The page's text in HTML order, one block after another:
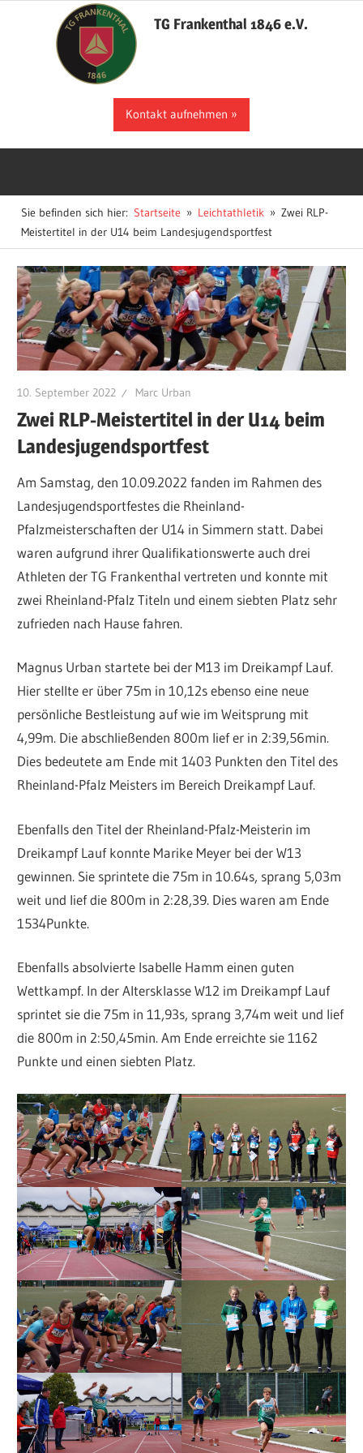
TG Frankenthal 1846 e.V.
Kontakt aufnehmen
Sie befinden sich hier: Startseite Leichtathletik
Zwei RLP-
Meistertitel in der U14 beim Landesjugendsportfest
10. September 2022 Marc Urban
Zwei RLP-Meistertitel in der U14 beim
Landesjugendsportfest
Am Samstag, den 10.09.2022 fanden im Rahmen des
Landesjugendsportfestes die Rheinland-
Pfalzmeisterschaften der U14 in Simmern statt. Dabei
waren aufgrund ihrer Qualifikationswerte auch drei
Athleten der TG Frankenthal vertreten und konnte mit
zwei Rheinland-Pfalz Titeln und einem siebten Platz sehr
zufrieden nach Hause fahren.
Magnus Urban startete bei der M13 im Dreikampf Lauf.
Hier stellte er über 75m in 10,12s ebenso eine neue
persönliche Bestleistung auf wie im Weitsprung mit
4,99m. Die abschließenden 800m lief er in 2:39,56min.
Dies bedeutete am Ende mit 1403 Punkten den Titel des
Rheinland-Pfalz Meisters im Bereich Dreikampf Lauf.
Ebenfalls den Titel der Rheinland-Pfalz-Meisterin im
Dreikampf Lauf konnte Marike Meyer bei der W13
gewinnen. Sie sprintete die 75m in 10.64s, sprang 5,03m
weit und lief die 800m in 2:28,39. Dies waren am Ende
1534Punkte.
Ebenfalls absolvierte Isabelle Hamm einen guten
Wettkampf. In der Altersklasse W12 im Dreikampf Lauf
sprintet sie die 75m in 11,93s, sprang 3,74m weit und lief
die 800m in 2:50,45min. Am Ende erreichte sie 1162
Punkte und einen siebten Platz.